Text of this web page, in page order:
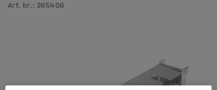
Art. br. : 265408